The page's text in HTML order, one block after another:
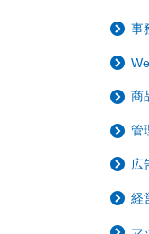
事
商
管
広
経